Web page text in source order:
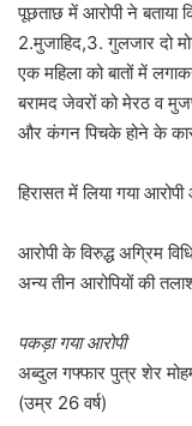
पूछताछ में आरोपी ने बताया
2.मुजाहिद,3. गुलजार दो
एक महिला को बातों में
बरामद जेवरों को मेरठ व
और कंगन पिचके होने के
हिरासत में लिया गया
आरोपी के विरुद्ध अग्रिम
अन्य तीन आरोपियों की
पकड़ा गया आरोपी
अब्दुल गफ्फार पुत्र शेर
(उम्र 26 वर्ष)